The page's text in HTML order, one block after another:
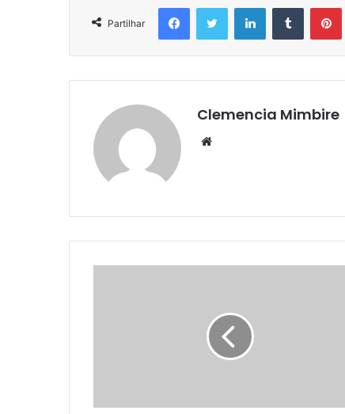
Partilhar
FacebookTwitter LinkedInTumblr
Clemencia Mimbire
Website